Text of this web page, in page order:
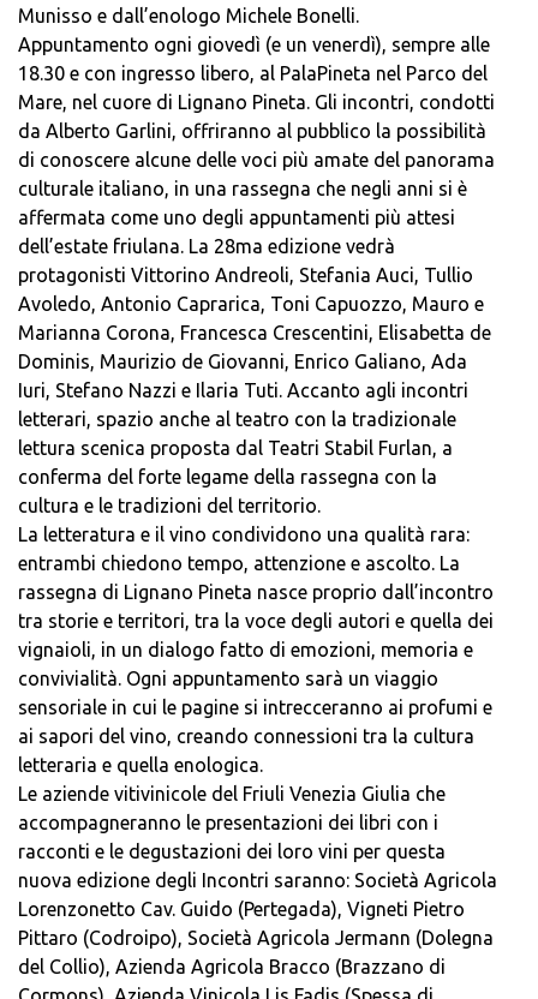
Munisso e dall’enologo Michele Bonelli.
Appuntamento ogni giovedì (e un venerdì), sempre alle
18.30 e con ingresso libero, al PalaPineta nel Parco del
Mare, nel cuore di Lignano Pineta. Gli incontri, condotti
da Alberto Garlini, offriranno al pubblico la possibilità
di conoscere alcune delle voci più amate del panorama
culturale italiano, in una rassegna che negli anni si è
affermata come uno degli appuntamenti più attesi
dell’estate friulana. La 28ma edizione vedrà
protagonisti Vittorino Andreoli, Stefania Auci, Tullio
Avoledo, Antonio Caprarica, Toni Capuozzo, Mauro e
Marianna Corona, Francesca Crescentini, Elisabetta de
Dominis, Maurizio de Giovanni, Enrico Galiano, Ada
Iuri, Stefano Nazzi e Ilaria Tuti. Accanto agli incontri
letterari, spazio anche al teatro con la tradizionale
lettura scenica proposta dal Teatri Stabil Furlan, a
conferma del forte legame della rassegna con la
cultura e le tradizioni del territorio.
La letteratura e il vino condividono una qualità rara:
entrambi chiedono tempo, attenzione e ascolto. La
rassegna di Lignano Pineta nasce proprio dall’incontro
tra storie e territori, tra la voce degli autori e quella dei
vignaioli, in un dialogo fatto di emozioni, memoria e
convivialità. Ogni appuntamento sarà un viaggio
sensoriale in cui le pagine si intrecceranno ai profumi e
ai sapori del vino, creando connessioni tra la cultura
letteraria e quella enologica.
Le aziende vitivinicole del Friuli Venezia Giulia che
accompagneranno le presentazioni dei libri con i
racconti e le degustazioni dei loro vini per questa
nuova edizione degli Incontri saranno: Società Agricola
Lorenzonetto Cav. Guido (Pertegada), Vigneti Pietro
Pittaro (Codroipo), Società Agricola Jermann (Dolegna
del Collio), Azienda Agricola Bracco (Brazzano di